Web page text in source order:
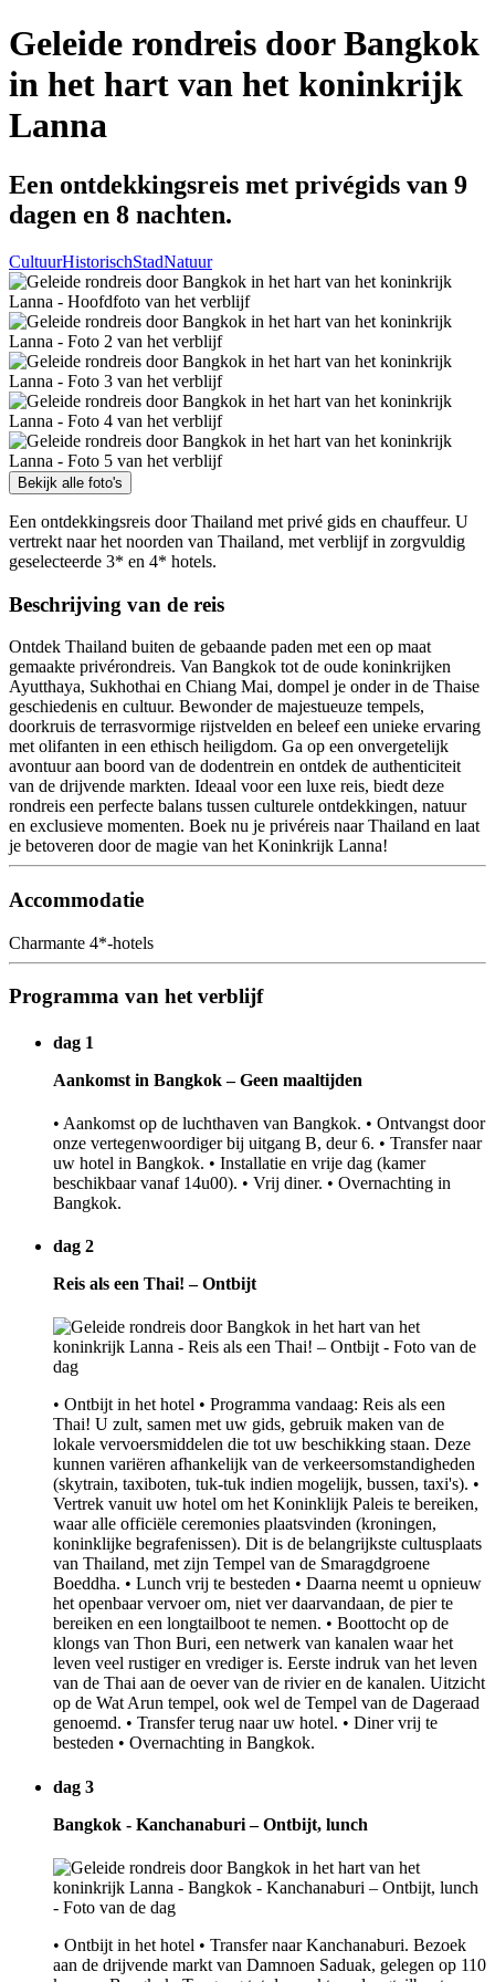
Geleide rondreis door Bangkok
in het hart van het koninkrijk
Lanna
Een ontdekkingsreis met privégids van 9
dagen en 8 nachten.
CultuurHistorischStadNatuur
Bekijk alle foto's
Een ontdekkingsreis door Thailand met privé gids en chauffeur. U
vertrekt naar het noorden van Thailand, met verblijf in zorgvuldig
geselecteerde 3* en 4* hotels.
Beschrijving van de reis
Ontdek Thailand buiten de gebaande paden met een op maat
gemaakte privérondreis. Van Bangkok tot de oude koninkrijken
Ayutthaya, Sukhothai en Chiang Mai, dompel je onder in de Thaise
geschiedenis en cultuur. Bewonder de majestueuze tempels,
doorkruis de terrasvormige rijstvelden en beleef een unieke ervaring
met olifanten in een ethisch heiligdom. Ga op een onvergetelijk
avontuur aan boord van de dodentrein en ontdek de authenticiteit
van de drijvende markten. Ideaal voor een luxe reis, biedt deze
rondreis een perfecte balans tussen culturele ontdekkingen, natuur
en exclusieve momenten. Boek nu je privéreis naar Thailand en laat
je betoveren door de magie van het Koninkrijk Lanna!
Accommodatie
Charmante 4*-hotels
Programma van het verblijf
dag 1
Aankomst in Bangkok – Geen maaltijden
• Aankomst op de luchthaven van Bangkok. • Ontvangst door
onze vertegenwoordiger bij uitgang B, deur 6. • Transfer naar
uw hotel in Bangkok. • Installatie en vrije dag (kamer
beschikbaar vanaf 14u00). • Vrij diner. • Overnachting in
Bangkok.
dag 2
Reis als een Thai! – Ontbijt
• Ontbijt in het hotel • Programma vandaag: Reis als een
Thai! U zult, samen met uw gids, gebruik maken van de
lokale vervoersmiddelen die tot uw beschikking staan. Deze
kunnen variëren afhankelijk van de verkeersomstandigheden
(skytrain, taxiboten, tuk-tuk indien mogelijk, bussen, taxi's). •
Vertrek vanuit uw hotel om het Koninklijk Paleis te bereiken,
waar alle officiële ceremonies plaatsvinden (kroningen,
koninklijke begrafenissen). Dit is de belangrijkste cultusplaats
van Thailand, met zijn Tempel van de Smaragdgroene
Boeddha. • Lunch vrij te besteden • Daarna neemt u opnieuw
het openbaar vervoer om, niet ver daarvandaan, de pier te
bereiken en een longtailboot te nemen. • Boottocht op de
klongs van Thon Buri, een netwerk van kanalen waar het
leven veel rustiger en vrediger is. Eerste indruk van het leven
van de Thai aan de oever van de rivier en de kanalen. Uitzicht
op de Wat Arun tempel, ook wel de Tempel van de Dageraad
genoemd. • Transfer terug naar uw hotel. • Diner vrij te
besteden • Overnachting in Bangkok.
dag 3
Bangkok - Kanchanaburi – Ontbijt, lunch
• Ontbijt in het hotel • Transfer naar Kanchanaburi. Bezoek
aan de drijvende markt van Damnoen Saduak, gelegen op 110